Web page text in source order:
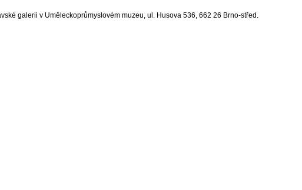
galerii v Uměleckoprůmyslovém muzeu, ul. Husova 536, 662 26 Brno-střed.